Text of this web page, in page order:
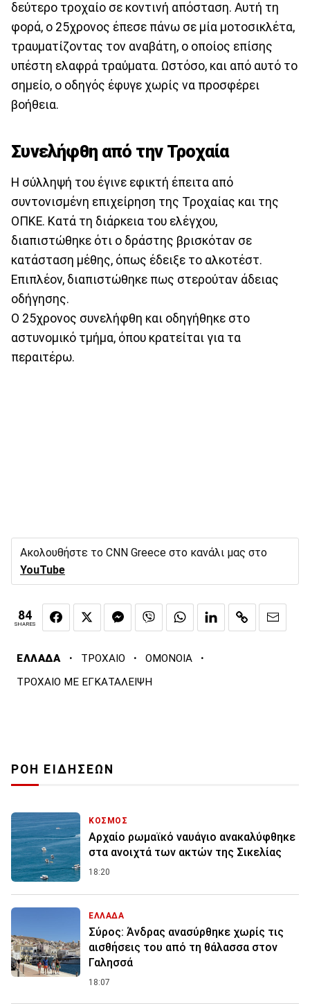
δεύτερο τροχαίο σε κοντινή απόσταση. Αυτή τη
φορά, ο 25χρονος έπεσε πάνω σε μία μοτοσικλέτα,
τραυματίζοντας τον αναβάτη, ο οποίος επίσης
υπέστη ελαφρά τραύματα. Ωστόσο, και από αυτό το
σημείο, ο οδηγός έφυγε χωρίς να προσφέρει
βοήθεια.
Συνελήφθη από την Τροχαία
Η σύλληψή του έγινε εφικτή έπειτα από
συντονισμένη επιχείρηση της Τροχαίας και της
ΟΠΚΕ. Κατά τη διάρκεια του ελέγχου,
διαπιστώθηκε ότι ο δράστης βρισκόταν σε
κατάσταση μέθης, όπως έδειξε το αλκοτέστ.
Επιπλέον, διαπιστώθηκε πως στερούταν άδειας
οδήγησης.
Ο 25χρονος συνελήφθη και οδηγήθηκε στο
αστυνομικό τμήμα, όπου κρατείται για τα
περαιτέρω.
Ακολουθήστε το CNN Greece στο κανάλι μας στο
YouTube
84
SHARES
ΕΛΛΑΔΑ · ΤΡΟΧΑΙΟ · ΟΜΟΝΟΙΑ ·
ΤΡΟΧΑΙΟ ΜΕ ΕΓΚΑΤΑΛΕΙΨΗ
ΡΟΗ ΕΙΔΗΣΕΩΝ
ΚΟΣΜΟΣ
Αρχαίο ρωμαϊκό ναυάγιο ανακαλύφθηκε
στα ανοιχτά των ακτών της Σικελίας
18:20
ΕΛΛΑΔΑ
Σύρος: Άνδρας ανασύρθηκε χωρίς τις
αισθήσεις του από τη θάλασσα στον
Γαλησσά
18:07